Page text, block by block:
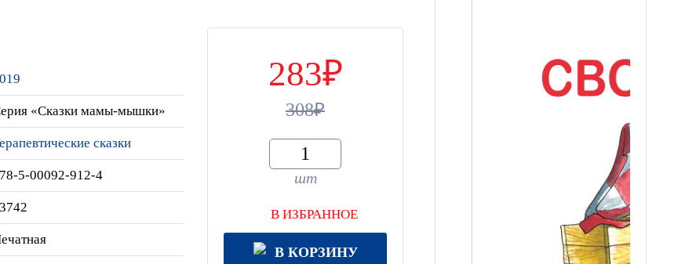
«Сказки мамы-мышки»
сказки
5-00092-912-4
283
308
шт
В ИЗБРАННОЕ
В КОРЗИНУ